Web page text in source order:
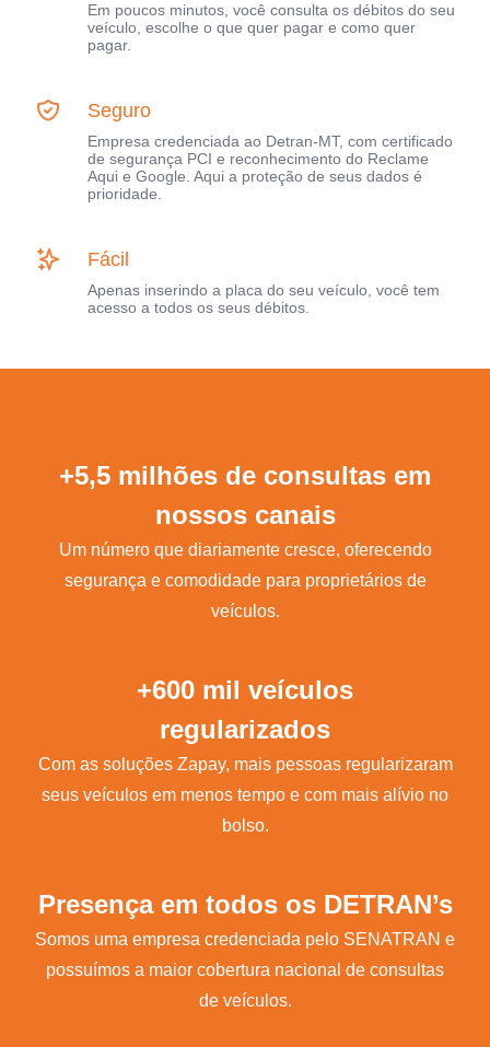
Em poucos minutos, você consulta os débitos do seu
veículo, escolhe o que quer pagar e como quer
pagar.
Seguro
Empresa credenciada ao Detran-MT, com certificado
de segurança PCI e reconhecimento do Reclame
Aqui e Google. Aqui a proteção de seus dados é
prioridade.
Fácil
Apenas inserindo a placa do seu veículo, você tem
acesso a todos os seus débitos.
+5,5 milhões de consultas em
nossos canais
Um número que diariamente cresce, oferecendo
segurança e comodidade para proprietários de
veículos.
+600 mil veículos
regularizados
Com as soluções Zapay, mais pessoas regularizaram
seus veículos em menos tempo e com mais alívio no
bolso.
Presença em todos os DETRAN’s
Somos uma empresa credenciada pelo SENATRAN e
possuímos a maior cobertura nacional de consultas
de veículos.